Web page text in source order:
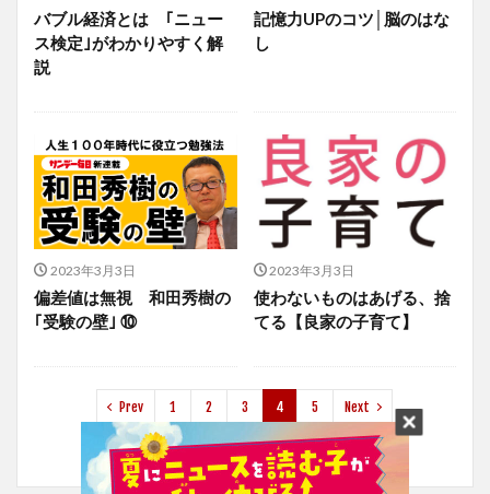
バブル経済とは ｢ニュー
ス検定｣がわかりやすく解
説
記憶力UPのコツ│脳のはな
し
2023年3月3日
偏差値は無視 和田秀樹の
｢受験の壁｣ ⑩
2023年3月3日
使わないものはあげる、捨
てる【良家の子育て】
Prev 1 2 3 4 5 Next